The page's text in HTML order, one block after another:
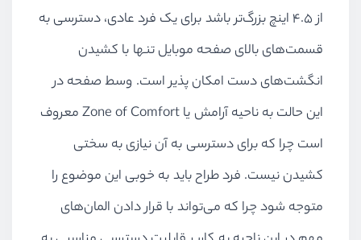
از ۴.۵ اینچ بزرگ‌تر باشد برای یک فرد عادی، دسترسی به
قسمت‌های بالای صفحه موبایل تنها با کشیدن
انگشت‌های دست امکان پذیر است. وسط صفحه در
این حالت به ناحیه آرامش یا Zone of Comfort معروف
است چرا که برای دسترسی به آن نیازی به سختی
کشیدن نیست. فرد طراح باید به خوبی این موضوع را
متوجه شود چرا که می‌تواند با قرار دادن المان‌های